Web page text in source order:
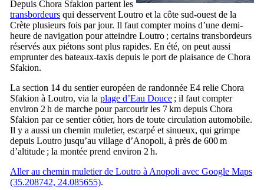
Depuis Chora Sfakion partent les
transbordeurs qui desservent Loutro et la côte sud-ouest de la
Crète plusieurs fois par jour. Il faut compter moins d’une demi-
heure de navigation pour atteindre Loutro ; certains transbordeurs
réservés aux piétons sont plus rapides. En été, on peut aussi
emprunter des bateaux-taxis depuis le port de plaisance de Chora
Sfakion.
La section 14 du sentier européen de randonnée E4 relie Chora
Sfakion à Loutro, via la plage d’Eau Douce ; il faut compter
environ 2 h de marche pour parcourir les 7 km depuis Chora
Sfakion par ce sentier côtier, hors de toute circulation automobile.
Il y a aussi un chemin muletier, escarpé et sinueux, qui grimpe
depuis Loutro jusqu’au village d’Anopoli, à près de 600 m
d’altitude ; la montée prend environ 2 h.
Aller au chemin muletier de Loutro à Anopoli avec Google Maps
(35.208742, 24.085655).